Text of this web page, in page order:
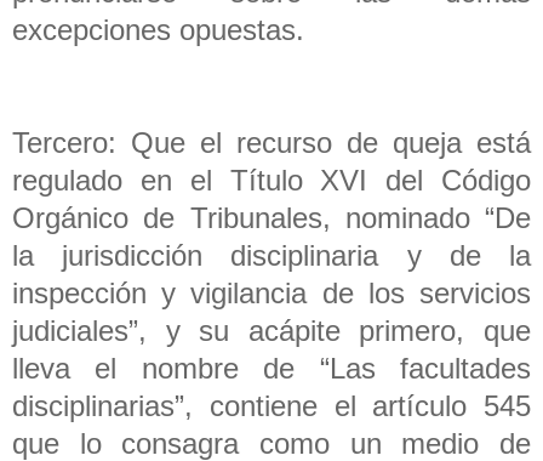
excepciones opuestas.
Tercero: Que el recurso de queja está
regulado en el Título XVI del Código
Orgánico de Tribunales, nominado “De
la jurisdicción disciplinaria y de la
inspección y vigilancia de los servicios
judiciales”, y su acápite primero, que
lleva el nombre de “Las facultades
disciplinarias”, contiene el artículo 545
que lo consagra como un medio de